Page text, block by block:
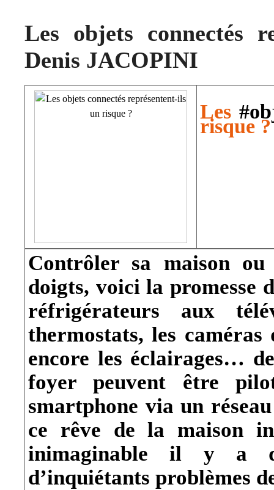
Les objets connectés
Denis JACOPINI
Les
risque ?
Contrôler sa maison
doigts, voici la promesse
réfrigérateurs aux
thermostats, les
encore les éclairages…
foyer peuvent être
smartphone via un
ce rêve de la maison
inimaginable il y a
d’inquiétants problèmes